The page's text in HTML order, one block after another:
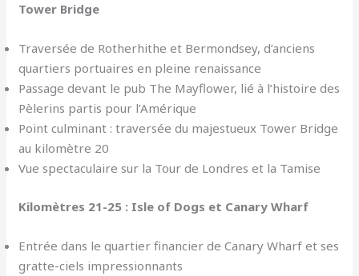
Tower Bridge
Traversée de Rotherhithe et Bermondsey, d’anciens
quartiers portuaires en pleine renaissance
Passage devant le pub The Mayflower, lié à l’histoire des
Pèlerins partis pour l’Amérique
Point culminant : traversée du majestueux Tower Bridge
au kilomètre 20
Vue spectaculaire sur la Tour de Londres et la Tamise
Kilomètres 21-25 : Isle of Dogs et Canary Wharf
Entrée dans le quartier financier de Canary Wharf et ses
gratte-ciels impressionnants